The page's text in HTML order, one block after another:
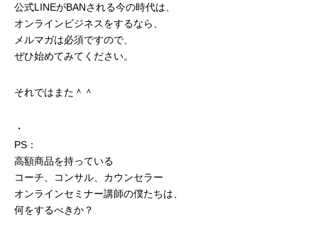
公式LINEがBANされる今の時代は、
オンラインビジネスをするなら、
メルマガは必須ですので、
ぜひ始めてみてください。
それではまた＾＾
・
PS：
高額商品を持っている
コーチ、コンサル、カウンセラー
オンラインセミナー講師の僕たちは、
何をするべきか？